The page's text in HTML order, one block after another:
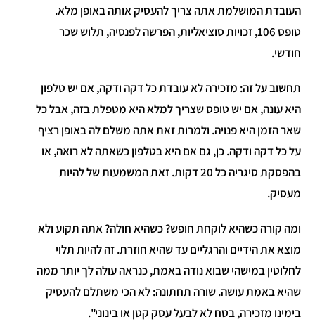
העובדת המושלמת אתה צריך להעסיק אותה באופן מלא.
טופס 106, זכויות סוציאליות, הפרשה לפנסיה, תלוש שכר
חודשי.
תחשוב על זה: מזכירה לא עובדת כל דקה ודקה, אם יש טלפון
היא עונה, אם יש טופס שצריך למלא היא מטפלת בזה, אבל כל
שאר הזמן היא פנויה. ולמרות זאת אתה משלם לה באופן רציף
על כל דקה ודקה. כן, גם אם היא בטלפון כשאתה לא רואה, או
בהפסקת סיגריה כל 20 דקות. זאת המשמעות של להיות
מעסיק.
ומה קורה כשהיא לוקחת חופש? כשהיא חולה? אתה תקוע ולא
מוצא את הידיים והרגליים עד שהיא חוזרת. זה להיות תלוי
לחלוטין במישהי שבוא נודה באמת, כנראה עולה לך יותר ממה
שהיא באמת עושה. שורה תחתונה: לא הכי משתלם להעסיק
בימינו מזכירה, בטח לא לבעל עסק קטן או בינוני".